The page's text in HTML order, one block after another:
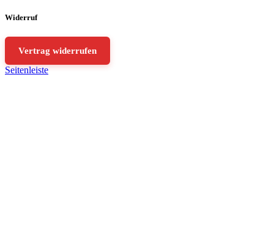
Widerruf
Vertrag widerrufen
Seitenleiste